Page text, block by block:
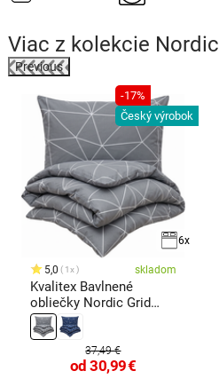
Viac z kolekcie Nordic
Previous
-17%
Český výrobok
6x
5,0 1x skladom
Kvalitex Bavlnené
obliečky Nordic Grid
sivá
37,49 €
od 30,99€